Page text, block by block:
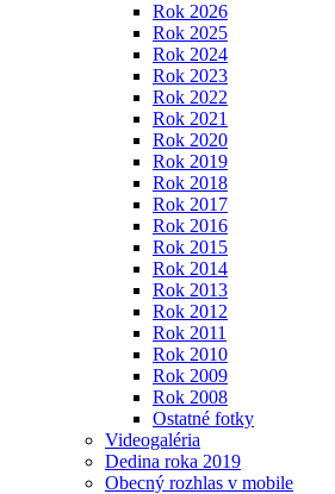
Rok 2026
Rok 2025
Rok 2024
Rok 2023
Rok 2022
Rok 2021
Rok 2020
Rok 2019
Rok 2018
Rok 2017
Rok 2016
Rok 2015
Rok 2014
Rok 2013
Rok 2012
Rok 2011
Rok 2010
Rok 2009
Rok 2008
Ostatné fotky
Videogaléria
Dedina roka 2019
Obecný rozhlas v mobile